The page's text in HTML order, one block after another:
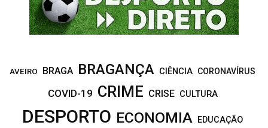
AVEIRO BRAGA BRAGANÇA CIÊNCIA CORONAVÍRUS
COVID-19 CRIME CRISE CULTURA
DESPORTO ECONOMIA EDUCAÇÃO